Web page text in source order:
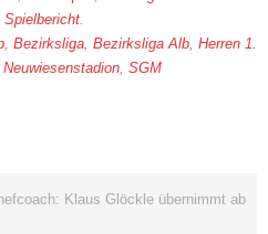
Spielbericht
Bezirksliga Bezirksliga Alb Herren 1.
Neuwiesenstadion SGM
Klaus Glöckle übernimmt ab